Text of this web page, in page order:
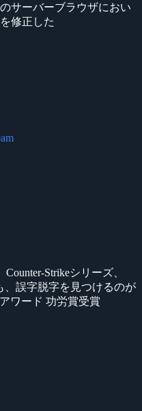
サーバーブラウザにおい
修正した
Strikeシリーズ、
、誤字脱字を見つけるのが
ワード 功労賞受賞